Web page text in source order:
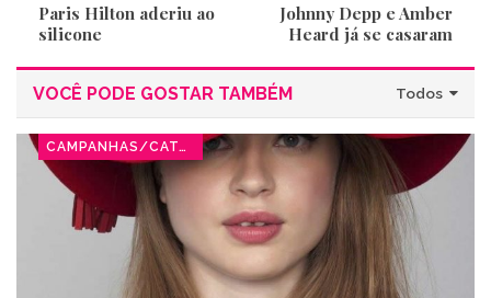
Paris Hilton aderiu ao
silicone
Johnny Depp e Amber
Heard já se casaram
Todos
VOCÊ PODE GOSTAR TAMBÉM
CAMPANHAS/CATÁLOGOS